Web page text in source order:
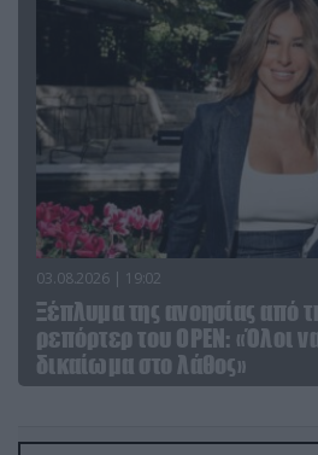
03.08.2026 | 19:02
Ξέπλυμα της ανοησίας από
ρεπόρτερ του ΟΡΕΝ: «Όλοι
δικαίωμα στο λάθος»